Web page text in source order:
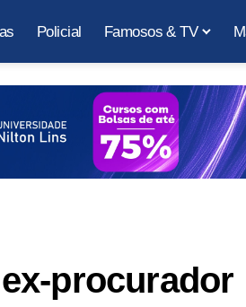
Policial Famosos & TV
procurador